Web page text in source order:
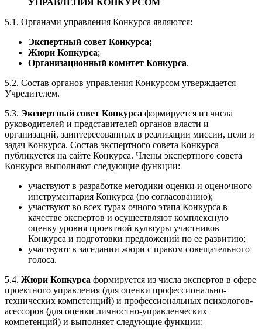
УПРАВЛЕНИЯ КОНКУРСОМ
5.1. Органами управления Конкурса являются:
Экспертный совет Конкурса;
Жюри Конкурса;
Организационный комитет Конкурса.
5.2. Состав органов управления Конкурсом утверждается
Учредителем.
5.3. Экспертный совет Конкурса формируется из числа
руководителей и представителей органов власти и
организаций, заинтересованных в реализации миссии, цели и
задач Конкурса. Состав экспертного совета Конкурса
публикуется на сайте Конкурса. Члены экспертного совета
Конкурса выполняют следующие функции:
участвуют в разработке методики оценки и оценочного
инструментария Конкурса (по согласованию);
участвуют во всех турах очного этапа Конкурса в
качестве экспертов и осуществляют комплексную
оценку уровня проектной культуры участников
Конкурса и подготовки предложений по ее развитию;
участвуют в заседании жюри с правом совещательного
голоса.
5.4. Жюри Конкурса формируется из числа экспертов в сфере
проектного управления (для оценки профессионально-
технических компетенций) и профессиональных психологов-
асессоров (для оценки личностно-управленческих
компетенций) и выполняет следующие функции: